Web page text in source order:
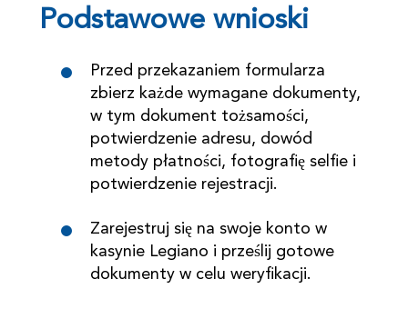
Podstawowe wnioski
Przed przekazaniem formularza
zbierz każde wymagane dokumenty,
w tym dokument tożsamości,
potwierdzenie adresu, dowód
metody płatności, fotografię selfie i
potwierdzenie rejestracji.
Zarejestruj się na swoje konto w
kasynie Legiano i prześlij gotowe
dokumenty w celu weryfikacji.